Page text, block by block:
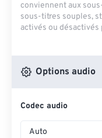
conviennent aux
sous-titres souples,
activés ou
Options audio
Codec audio
Auto